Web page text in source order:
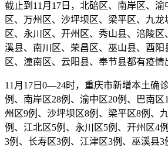
截止到11月17日，北碚区、南岸区、
区、万州区、沙坪坝区、梁平区、九
区、永川区、开州区、秀山县、涪陵
溪县、南川区、荣昌区、巫山县、酉阳
区、潼南区、云阳县、奉节县都有疫情
11月17日0—24时，重庆市新增本土确
例、南岸区28例、渝中区20例、巴南区
州区9例、沙坪坝区8例、梁平区8例、
例、江北区5例、永川区5例、开州区4
3例、长寿区3例、江津区3例、巫溪县